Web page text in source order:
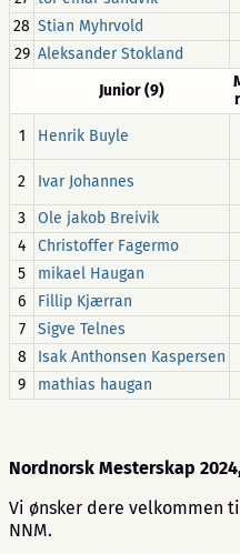
28 Stian Myhrvold
29 Aleksander Stokland
Junior (9)
1 Henrik Buyle
2 Ivar Johannes
3
Ole jakob Breivik
4
Christoffer Fagermo
5
mikael Haugan
6
Fillip Kjærran
7
Sigve Telnes
8
Isak Anthonsen Kaspersen
9
mathias haugan
Nordnorsk Mesterskap
Vi ønsker dere velkommen
NNM.